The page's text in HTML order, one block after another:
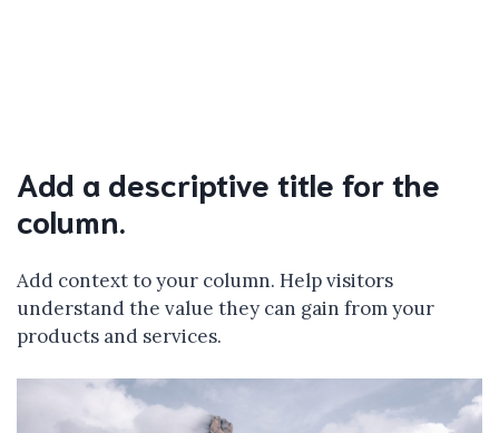
Add a descriptive title for the
column.
Add context to your column. Help visitors
understand the value they can gain from your
products and services.